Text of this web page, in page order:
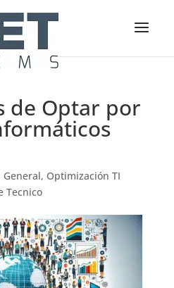
de Optar por
General, Optimización TI
Tecnico